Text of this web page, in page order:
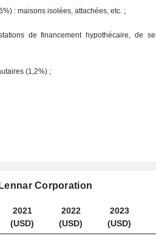
: maisons isolées, attachées, etc. ;
de financement hypothécaire, de
(1,2%) ;
Corporation
2021
(USD)
2022
(USD)
2023
(USD)